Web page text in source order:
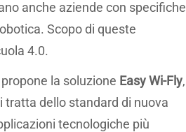
anche aziende con specifiche
Scopo di queste
4.0.
la soluzione Easy Wi-Fly,
tratta dello standard di nuova
tecnologiche più